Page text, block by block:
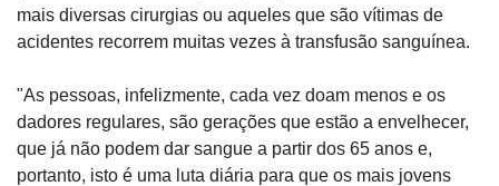
mais diversas cirurgias ou aqueles que são vítimas de
acidentes recorrem muitas vezes à transfusão sanguínea.
"As pessoas, infelizmente, cada vez doam menos e os
dadores regulares, são gerações que estão a envelhecer,
que já não podem dar sangue a partir dos 65 anos e,
portanto, isto é uma luta diária para que os mais jovens